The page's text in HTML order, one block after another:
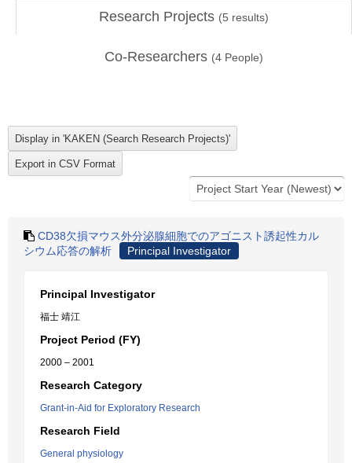
Research Projects (5 results)
Co-Researchers (4 People)
CD38欠損マウス外分泌腺細胞でのアゴニスト誘起性カル
シウム応答の解析
Principal Investigator
Principal Investigator
福士 靖江
Project Period (FY)
2000 – 2001
Research Category
Grant-in-Aid for Exploratory Research
Research Field
General physiology